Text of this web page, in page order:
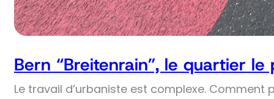
Bern “Breitenrain”, le quartier
Le travail d’urbaniste est complexe. Comment